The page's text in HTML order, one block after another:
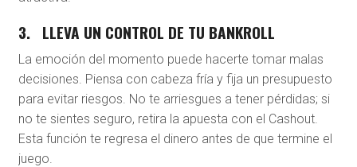
3. LLEVA UN CONTROL DE TU BANKROLL
La emoción del momento puede hacerte tomar malas
decisiones. Piensa con cabeza fría y fija un presupuesto
para evitar riesgos. No te arriesgues a tener pérdidas; si
no te sientes seguro, retira la apuesta con el Cashout.
Esta función te regresa el dinero antes de que termine el
juego.